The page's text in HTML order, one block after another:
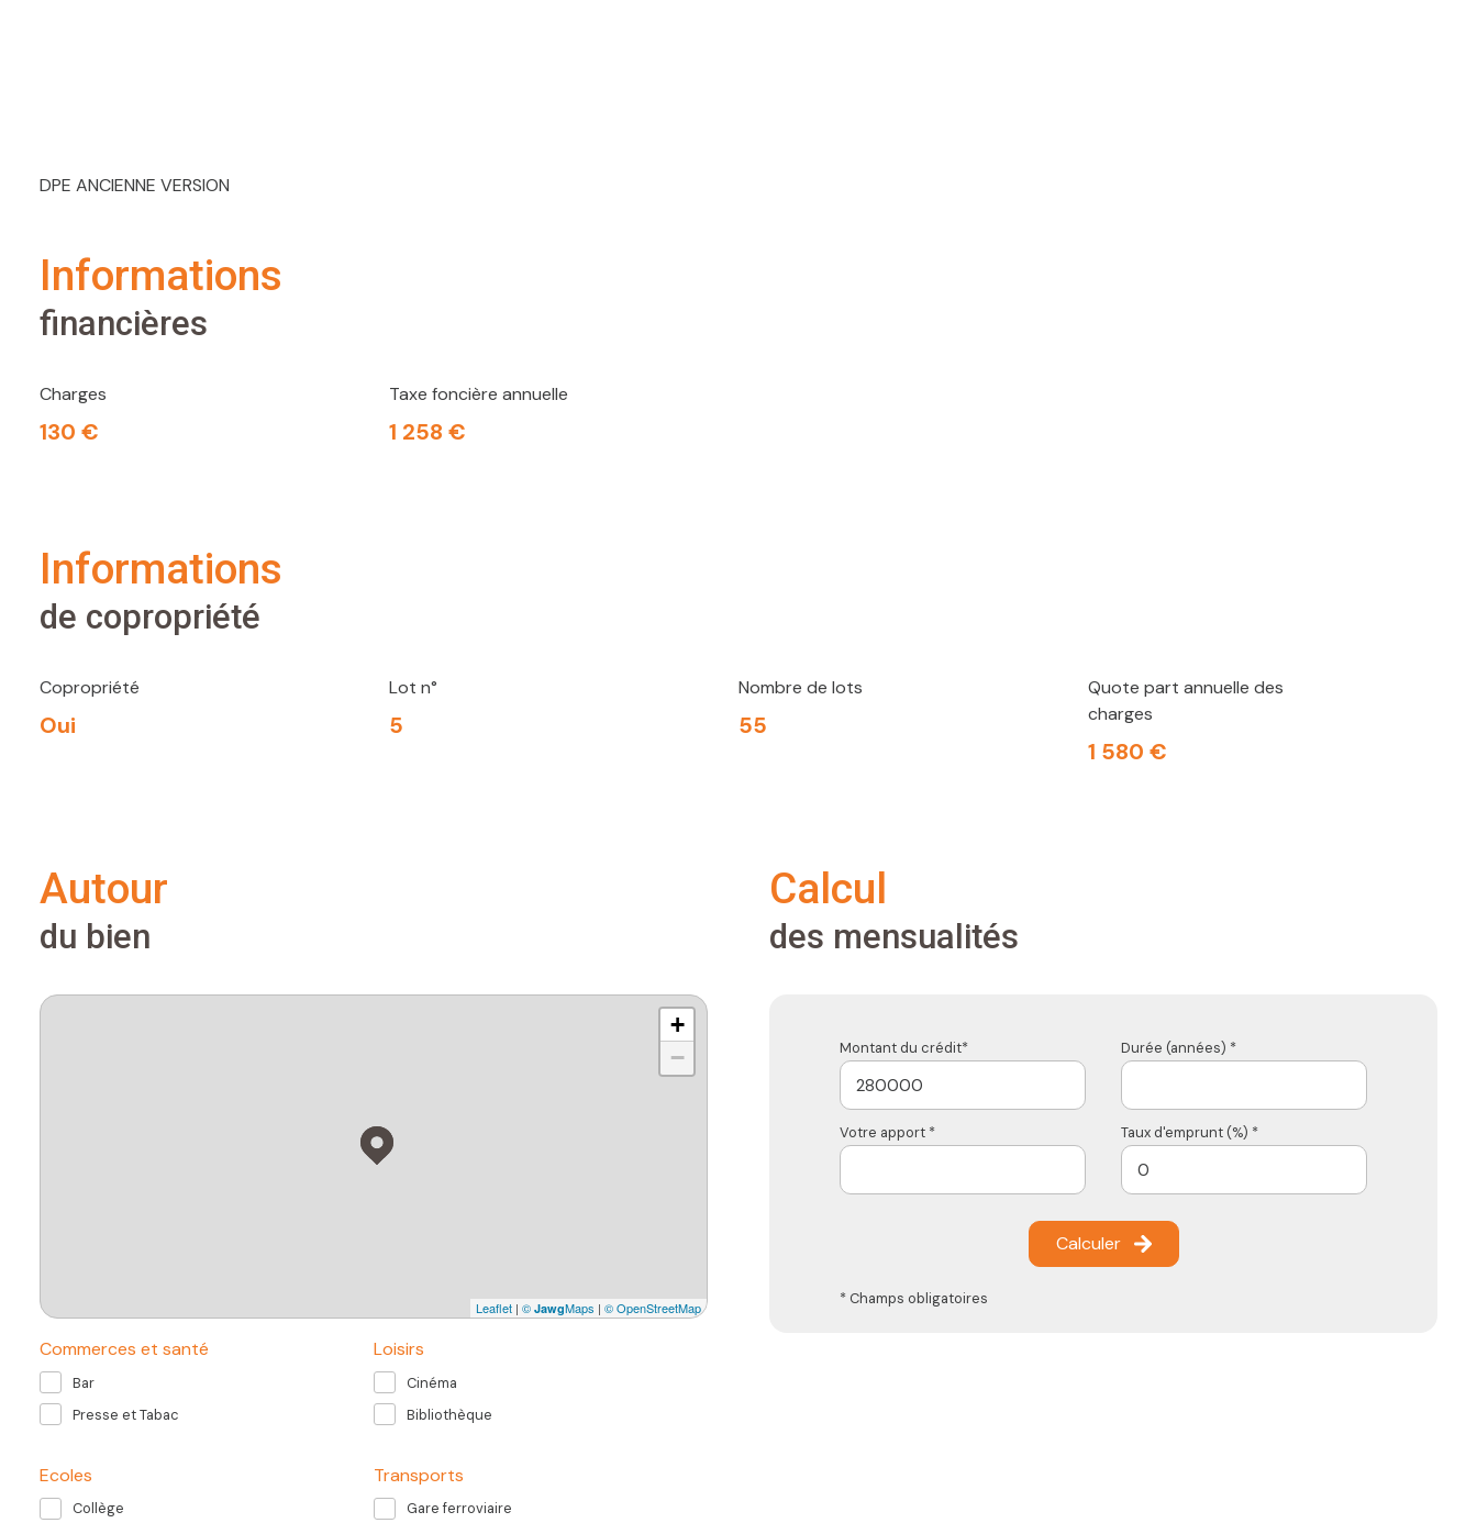
DPE ANCIENNE VERSION
informations
financières
Charges
130 €
Taxe foncière annuelle
1 258 €
informations
de copropriété
Copropriété
Oui
Lot n°
5
Nombre de lots
55
Quote part annuelle des
charges
1 580 €
autour
du bien
+
−
Leaflet | © JawgMaps | © OpenStreetMap
Commerces et santé
Bar
Presse et Tabac
Loisirs
Cinéma
Bibliothèque
Ecoles
Collège
Transports
Gare ferroviaire
calcul
des mensualités
Montant du crédit* Durée (années) *
Votre apport * Taux d'emprunt (%) *
Calculer
* Champs obligatoires